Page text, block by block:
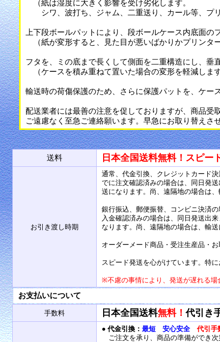
（紙は湿度に大きく影響を受け劣化します。
シワ、波打ち、ジャム、二重送り、カール等、プ
上下段ボールパットにより、段ボールケース内底面
（紙が変形すると、見た目が悪いばかりかプリンタ
フタを、ミの底まで長くして側面を二重構造にし、垂
（ケースを積み重ねて置いた場合の変形を軽減しま
輸送時の荷傷保護のため、さらに保護パットを、ケー
配送業者には最善の注意を促しておりますが、商品受
ご遠慮なく至急ご連絡願います。早急にお取り替えさ
送料 日本全国送料無料！スピ
お引き渡し時期
通常、代金引換、クレジットカード
でに注文確認済みの場合は、同日発
送になります。尚、遠隔地の場合は
銀行振込、郵便振替、コンビニ決済
入金確認済みの場合は、同日発送出
なります。尚、遠隔地の場合は、輸
オーダーメード商品・受注生産品・
スピード発送を心がけています。特
※不慮の事情により、発送が遅れる場
お支払いについて
手数料 日本全国送料無料！代引き
● 代金引換： 最短 安心安全
代引手
ご注文を承り、商品の準備ができ